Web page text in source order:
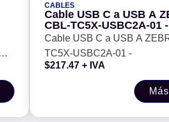
CABLES
Cable USB C a USB A
CBL-TC5X-USBC2A-01 -
Cable USB C a USB A
TC5X-USBC2A-01 -
$217.47 + IVA